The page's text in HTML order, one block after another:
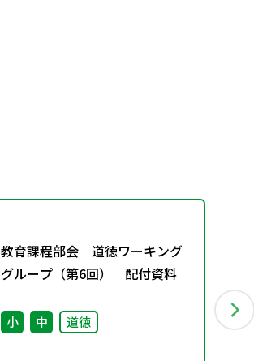
教育課程部会 道徳ワーキング
グループ（第6回） 配付資料
小 中 道徳